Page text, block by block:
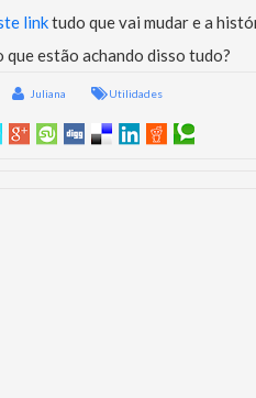
linktudo que vai mudar e a
que estão achando disso tudo?
Juliana Utilidades